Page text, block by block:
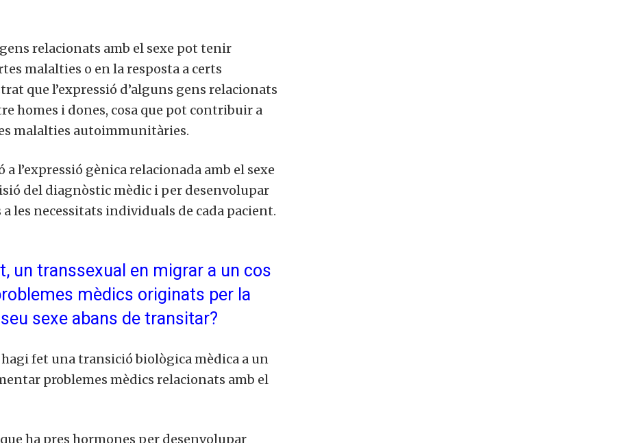
relacionats amb el sexe pot tenir
malalties o en la resposta a certs
que l’expressió d’alguns gens relacionats
homes i dones, cosa que pot contribuir a
malalties autoimmunitàries.
l’expressió gènica relacionada amb el sexe
del diagnòstic mèdic i per desenvolupar
les necessitats individuals de cada pacient.
un transsexual en migrar a un cos
mèdics originats per la
sexe abans de transitar?
fet una transició biològica mèdica a un
problemes mèdics relacionats amb el
ha pres hormones per desenvolupar